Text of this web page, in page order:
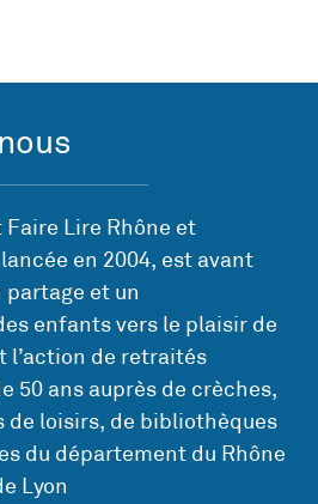
Faire Lire Rhône et
en 2004, est avant
partage et un
enfants vers le plaisir de
l’action de retraités
50 ans auprès de crèches,
de loisirs, de bibliothèques
du département du Rhône
Lyon